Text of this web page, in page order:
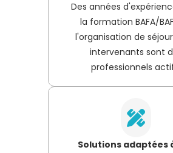
Des années
la formation BAFA/
l'organisation de
intervenants sont
professionnels
Solutions adaptées